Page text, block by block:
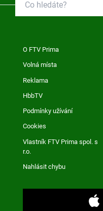
O FTV Prima
Volná místa
Reklama
HbbTV
Podmínky užívání
Cookies
Vlastník FTV Prima spol. s
r.o.
Nahlásit chybu